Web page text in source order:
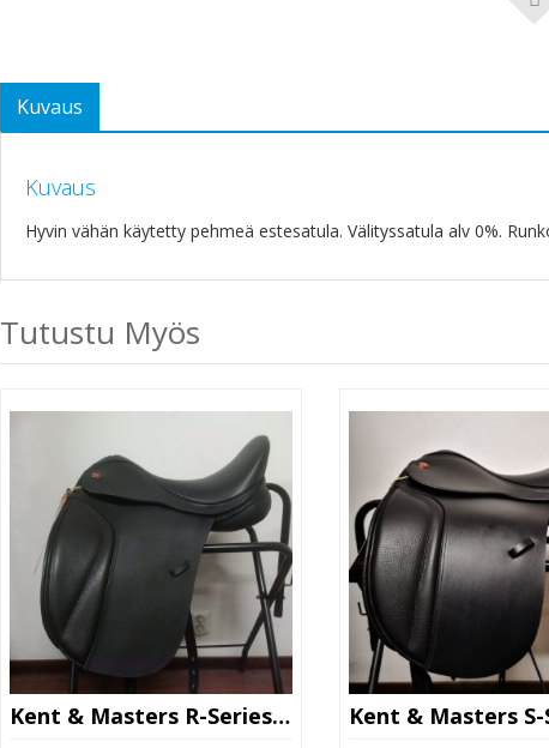
Kuvaus
Kuvaus
Hyvin vähän käytetty pehmeä estesatula. Välityssatula alv 0%.
Tutustu Myös
Kent & Masters R-Series Moveable Block